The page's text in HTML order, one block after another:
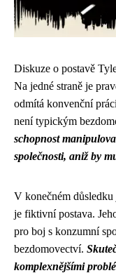
Diskuze o postavě
Na jedné straně je
odmítá konvenční
není typickým
schopnost
společnosti, aniž by
V konečném
je fiktivní postava.
pro boj s konzumní
bezdomovectví.
komplexnějšími